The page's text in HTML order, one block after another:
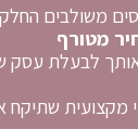
משולבים
מטורף
לבעלת עסק